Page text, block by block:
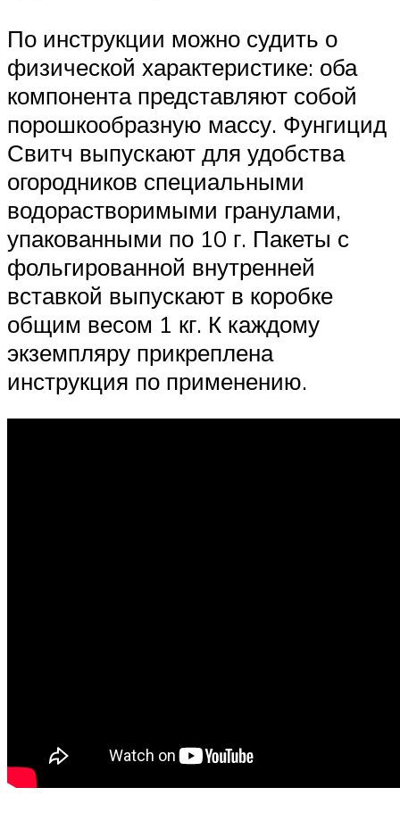
По инструкции можно судить о
физической характеристике: оба
компонента представляют собой
порошкообразную массу. Фунгицид
Свитч выпускают для удобства
огородников специальными
водорастворимыми гранулами,
упакованными по 10 г. Пакеты с
фольгированной внутренней
вставкой выпускают в коробке
общим весом 1 кг. К каждому
экземпляру прикреплена
инструкция по применению.